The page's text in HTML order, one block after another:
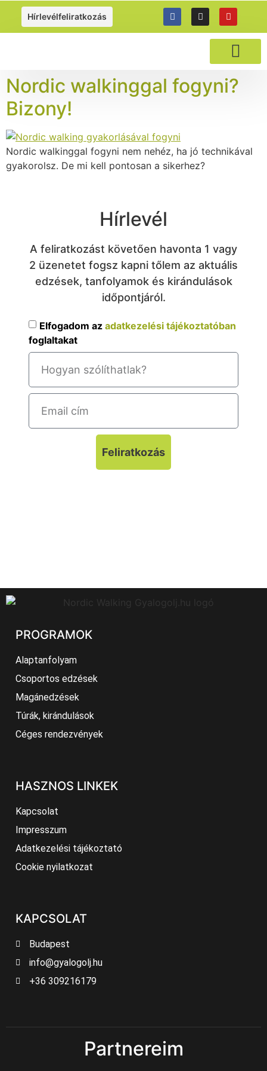
https://gyalogolj.hu
Hírlevélfeliratkozás
Nordic walkinggal fogyni?
Bizony!
Nordic walkinggal fogyni nem nehéz, ha jó technikával
gyakorolsz. De mi kell pontosan a sikerhez?
Hírlevél
A feliratkozást követően havonta 1 vagy
2 üzenetet fogsz kapni tőlem az aktuális
edzések, tanfolyamok és kirándulások
időpontjáról.
Elfogadom az adatkezelési tájékoztatóban
foglaltakat
Feliratkozás
PROGRAMOK
Alaptanfolyam
Csoportos edzések
Magánedzések
Túrák, kirándulások
Céges rendezvények
HASZNOS LINKEK
Kapcsolat
Impresszum
Adatkezelési tájékoztató
Cookie nyilatkozat
KAPCSOLAT
Budapest
info@gyalogolj.hu
+36 309216179
Partnereim